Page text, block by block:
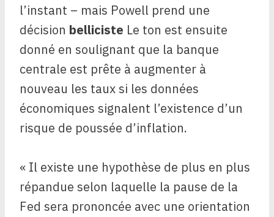
l’instant – mais Powell prend une
décision belliciste Le ton est ensuite
donné en soulignant que la banque
centrale est prête à augmenter à
nouveau les taux si les données
économiques signalent l’existence d’un
risque de poussée d’inflation.
« Il existe une hypothèse de plus en plus
répandue selon laquelle la pause de la
Fed sera prononcée avec une orientation